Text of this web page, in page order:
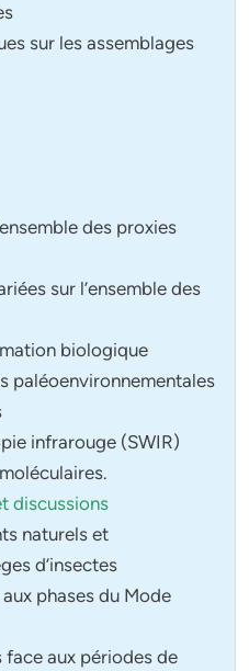
sur les assemblages
des proxies
sur l’ensemble des
biologique
paléoenvironnementales
infrarouge (SWIR)
discussions
naturels et
d’insectes
phases du Mode
face aux périodes de